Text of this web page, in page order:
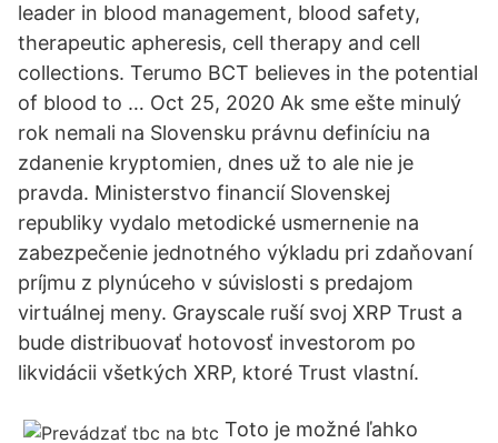
leader in blood management, blood safety,
therapeutic apheresis, cell therapy and cell
collections. Terumo BCT believes in the potential
of blood to … Oct 25, 2020 Ak sme ešte minulý
rok nemali na Slovensku právnu definíciu na
zdanenie kryptomien, dnes už to ale nie je
pravda. Ministerstvo financií Slovenskej
republiky vydalo metodické usmernenie na
zabezpečenie jednotného výkladu pri zdaňovaní
príjmu z plynúceho v súvislosti s predajom
virtuálnej meny. Grayscale ruší svoj XRP Trust a
bude distribuovať hotovosť investorom po
likvidácii všetkých XRP, ktoré Trust vlastní.
Toto je možné ľahko